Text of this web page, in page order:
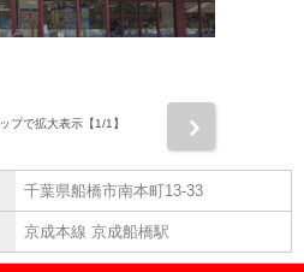
プで拡大表示【1/1】
千葉県船橋市南本町13-33
京成本線 京成船橋駅